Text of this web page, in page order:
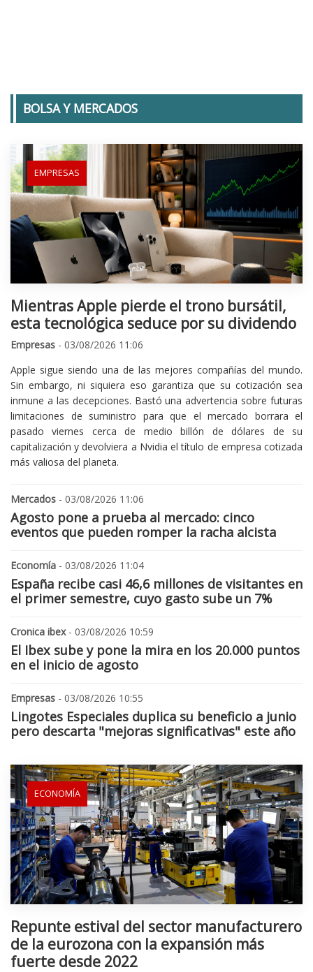
BOLSA Y MERCADOS
EMPRESAS
Mientras Apple pierde el trono bursátil,
esta tecnológica seduce por su dividendo
Empresas - 03/08/2026 11:06
Apple sigue siendo una de las mejores compañías del mundo.
Sin embargo, ni siquiera eso garantiza que su cotización sea
inmune a las decepciones. Bastó una advertencia sobre futuras
limitaciones de suministro para que el mercado borrara el
pasado viernes cerca de medio billón de dólares de su
capitalización y devolviera a Nvidia el título de empresa cotizada
más valiosa del planeta.
Mercados - 03/08/2026 11:06
Agosto pone a prueba al mercado: cinco
eventos que pueden romper la racha alcista
Economía - 03/08/2026 11:04
España recibe casi 46,6 millones de visitantes en
el primer semestre, cuyo gasto sube un 7%
Cronica ibex- 03/08/2026 10:59
El Ibex sube y pone la mira en los 20.000 puntos
en el inicio de agosto
Empresas - 03/08/2026 10:55
Lingotes Especiales duplica su beneficio a junio
pero descarta "mejoras significativas" este año
ECONOMÍA
Repunte estival del sector manufacturero
de la eurozona con la expansión más
fuerte desde 2022